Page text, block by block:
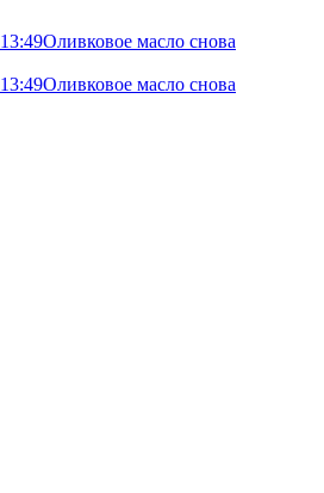
13:49Оливковое масло снова
13:49Оливковое масло снова